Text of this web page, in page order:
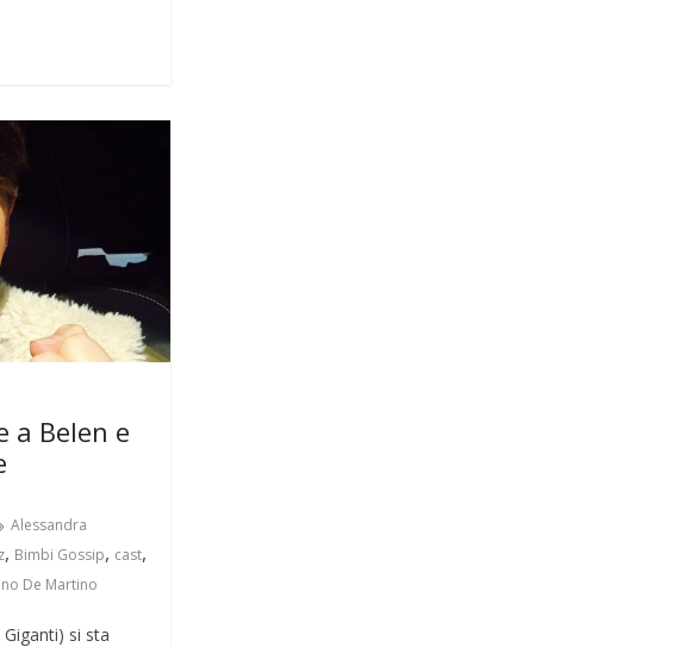
a Belen e
Alessandra
, Bimbi Gossip, cast,
De Martino
si sta